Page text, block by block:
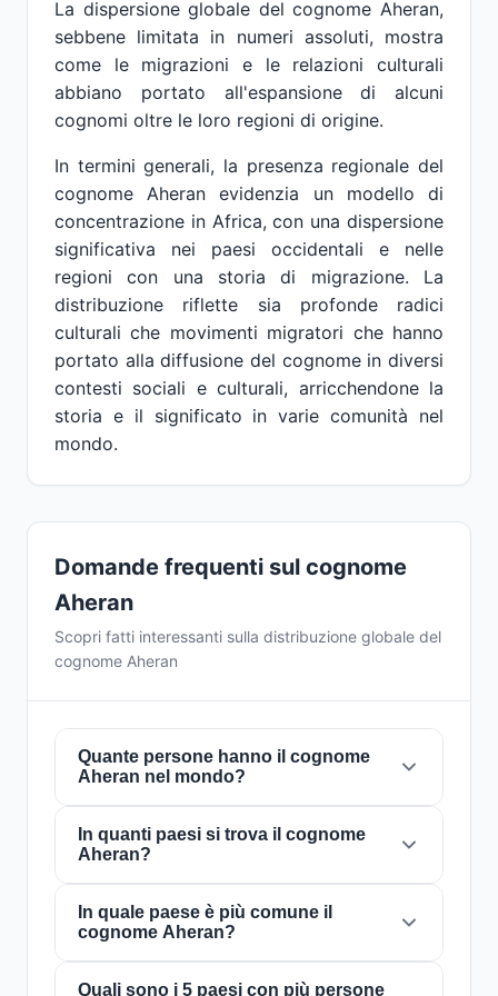
La dispersione globale del cognome Aheran,
sebbene limitata in numeri assoluti, mostra
come le migrazioni e le relazioni culturali
abbiano portato all'espansione di alcuni
cognomi oltre le loro regioni di origine.
In termini generali, la presenza regionale del
cognome Aheran evidenzia un modello di
concentrazione in Africa, con una dispersione
significativa nei paesi occidentali e nelle
regioni con una storia di migrazione. La
distribuzione riflette sia profonde radici
culturali che movimenti migratori che hanno
portato alla diffusione del cognome in diversi
contesti sociali e culturali, arricchendone la
storia e il significato in varie comunità nel
mondo.
Domande frequenti sul cognome
Aheran
Scopri fatti interessanti sulla distribuzione globale del
cognome Aheran
Quante persone hanno il cognome
Aheran nel mondo?
Attualmente ci sono circa83 personecon il
cognome
significa che circa 1 persona su96,385,542
nel mondo porta questo cognome. È presente
in5 paesi, il che riflette la sua distribuzione
globale.
In quanti paesi si trova il cognome
Aheran?
Il cognomeAheran è presente in 5 paesi
tutto il mondo. Questo lo classifica come un
cognome con portatalocale. La sua presenza
in più paesi indica schemi storici di migrazione
In quale paese è più comune il
cognome Aheran?
Il cognomeAheranè più comune inNigeria
Quali sono i 5 paesi con più persone